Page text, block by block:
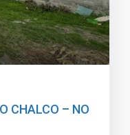
CHALCO – NO